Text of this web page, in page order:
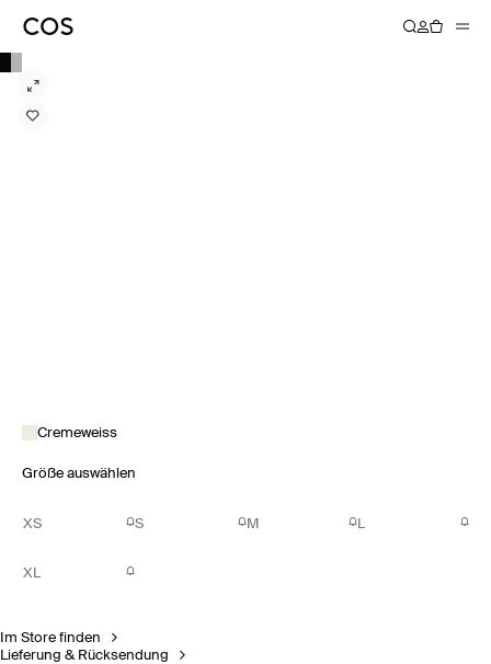
Cremeweiss
Größe auswählen
XS S M L
XL
Im Store finden
Lieferung & Rücksendung